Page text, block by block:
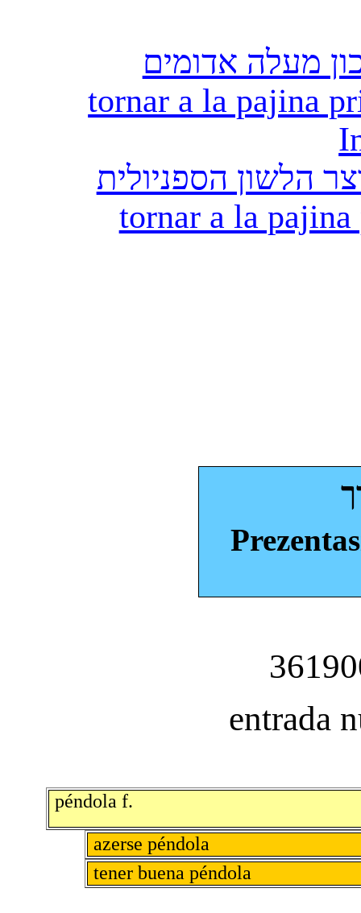
מעלה אדומים
tornar a la pajina
הלשון הספניולית
tornar a la
entrada
péndola f.
azerse péndola
tener buena péndola